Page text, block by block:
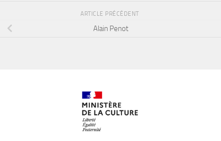
ARTICLE PRÉCÉDENT
Alain Penot